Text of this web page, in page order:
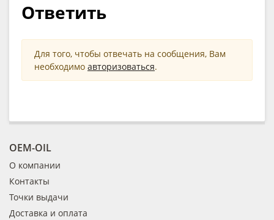
Ответить
Для того, чтобы отвечать на сообщения, Вам
необходимо авторизоваться.
OEM-OIL
О компании
Контакты
Точки выдачи
Доставка и оплата